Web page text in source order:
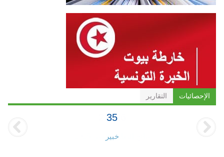
الإحصائيات التقارير
35
خبير